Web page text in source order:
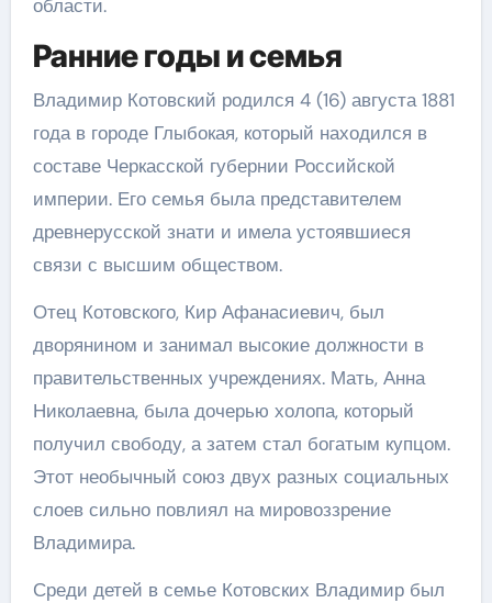
области.
Ранние годы и семья
Владимир Котовский родился 4 (16) августа 1881
года в городе Глыбокая, который находился в
составе Черкасской губернии Российской
империи. Его семья была представителем
древнерусской знати и имела устоявшиеся
связи с высшим обществом.
Отец Котовского, Кир Афанасиевич, был
дворянином и занимал высокие должности в
правительственных учреждениях. Мать, Анна
Николаевна, была дочерью холопа, который
получил свободу, а затем стал богатым купцом.
Этот необычный союз двух разных социальных
слоев сильно повлиял на мировоззрение
Владимира.
Среди детей в семье Котовских Владимир был